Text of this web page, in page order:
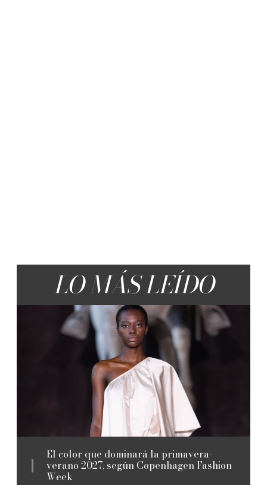
LO MÁS LEÍDO
El color que dominará la primavera-
verano 2027, según Copenhagen Fashion
Week